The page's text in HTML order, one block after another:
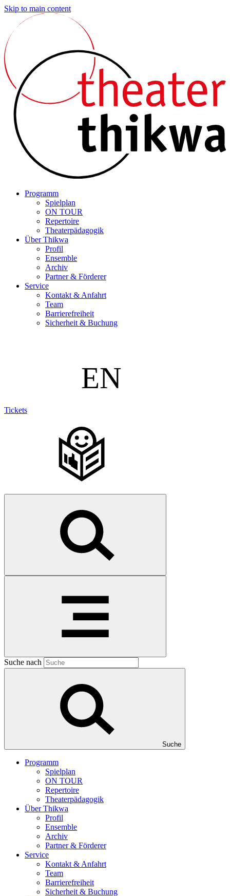
Skip to main content
Programm
Spielplan
ON TOUR
Repertoire
Theaterpädagogik
Über Thikwa
Profil
Ensemble
Archiv
Partner & Förderer
Service
Kontakt & Anfahrt
Team
Barrierefreiheit
Sicherheit & Buchung
Tickets
Suche nach
Suche
Programm
Spielplan
ON TOUR
Repertoire
Theaterpädagogik
Über Thikwa
Profil
Ensemble
Archiv
Partner & Förderer
Service
Kontakt & Anfahrt
Team
Barrierefreiheit
Sicherheit & Buchung